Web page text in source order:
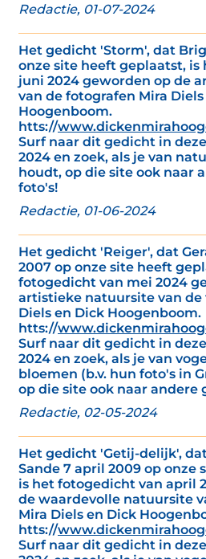
Redactie, 01-07-2024
Het gedicht 'Storm', dat
onze site heeft geplaatst,
juni 2024 geworden op de
van de fotografen Mira
Hoogenboom.
htts://
Surf naar dit gedicht in
2024 en zoek, als je van
houdt, op die site ook naar
foto's!
Redactie, 01-06-2024
Het gedicht 'Reiger', dat
2007 op onze site heeft
fotogedicht van mei 2024
artistieke natuursite van de
Diels en Dick Hoogenboom.
htts://
Surf naar dit gedicht in
2024 en zoek, als je van
bloemen (b.v. hun foto's in
op die site ook naar andere
Redactie, 02-05-2024
Het gedicht 'Getij-delijk',
Sande 7 april 2009 op onze
is het fotogedicht van april
de waardevolle natuursite
Mira Diels en Dick
htts://
Surf naar dit gedicht in